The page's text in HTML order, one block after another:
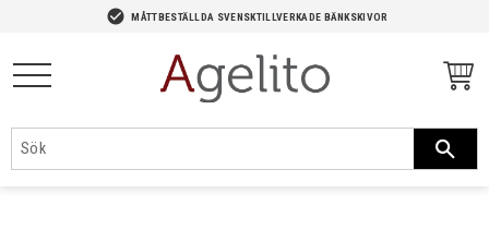
check_circle MÅTTBESTÄLLDA SVENSKTILLVERKADE BÄNKSKIVOR